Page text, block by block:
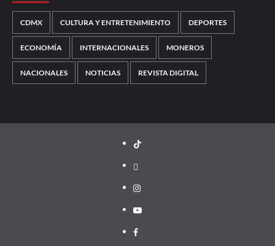
CDMX CULTURA Y ENTRETENIMIENTO DEPORTES
ECONOMÍA INTERNACIONALES MONEROS
NACIONALES NOTICIAS REVISTA DIGITAL
TikTok
threads
Instagram
Youtube
Facebook